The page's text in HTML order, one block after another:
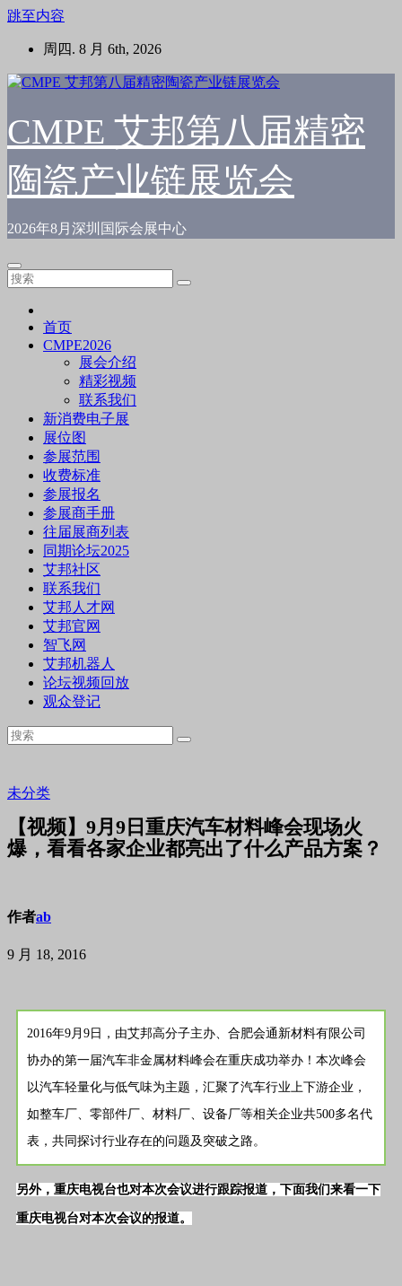
跳至内容
周四. 8 月 6th, 2026
CMPE 艾邦第八届精密
陶瓷产业链展览会
2026年8月深圳国际会展中心
首页
CMPE2026
展会介绍
精彩视频
联系我们
新消费电子展
展位图
参展范围
收费标准
参展报名
参展商手册
往届展商列表
同期论坛2025
艾邦社区
联系我们
艾邦人才网
艾邦官网
智飞网
艾邦机器人
论坛视频回放
观众登记
未分类
【视频】9月9日重庆汽车材料峰会现场火
爆，看看各家企业都亮出了什么产品方案？
作者ab
9 月 18, 2016
2016年9月9日，由艾邦高分子主办、合肥会通新材料有限公司
协办的第一届汽车非金属材料峰会在重庆成功举办！ 本次峰会
以汽车轻量化与低气味为主题，汇聚了汽车行业上下游企业，
如整车厂、零部件厂、材料厂、设备厂等相关企业共500多名代
表，共同探讨行业存在的问题及突破之路。
另外，重庆电视台也对本次会议进行跟踪报道，下面我们来看一下
重庆电视台对本次会议的报道。